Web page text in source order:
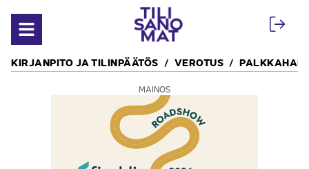
Avaa valikko
KIRJANPITO JA TILINPÄÄTÖS VEROTUS
MAINOS